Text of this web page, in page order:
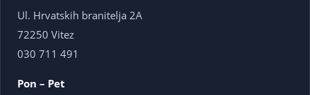
Ul. Hrvatskih branitelja 2A
72250 Vitez
030 711 491
Pon – Pet